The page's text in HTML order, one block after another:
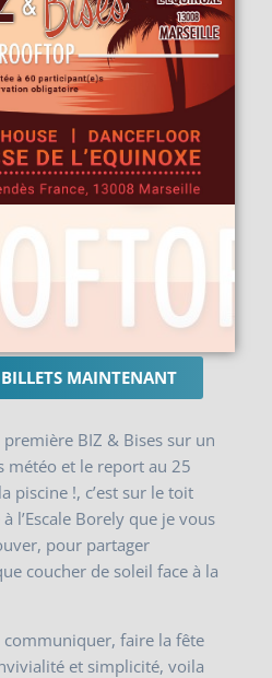
MAINTENANT
BIZ & Bises sur un
météo et le report au 25
piscine !, c’est sur le toit
l’Escale Borely que je vous
pour partager
coucher de soleil face à la
communiquer, faire la fête
et simplicité, voila